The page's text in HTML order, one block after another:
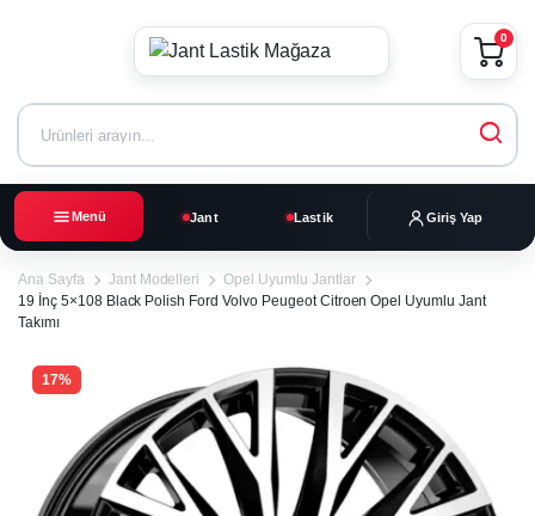
Menü Jant Lastik Giriş Yap
0
Ana Sayfa Jant Modelleri
Opel Uyumlu Jantlar
19 İnç 5×108 Black Polish Ford Volvo Peugeot Citroen Opel Uyumlu Jant
Takımı
17%